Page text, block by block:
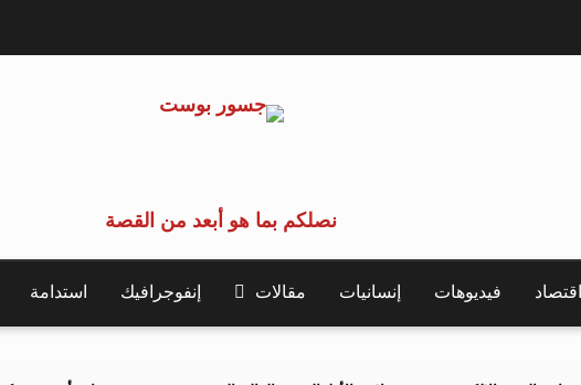
نصلكم بما هو أبعد من القصة
اقتصاد فيديوهات إنسانيات مقالات إنفوجرافيك استدامة